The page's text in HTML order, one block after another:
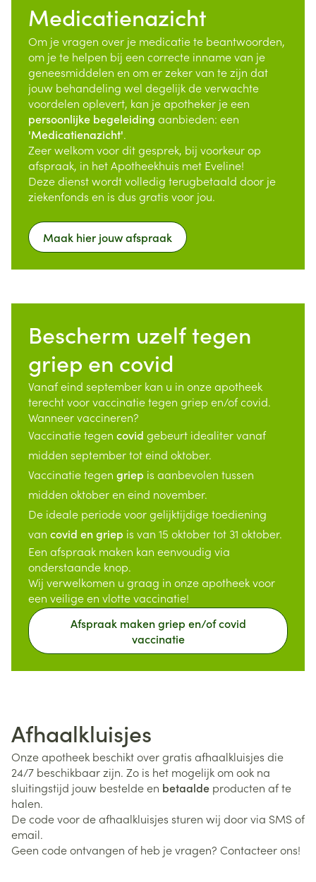
Medicatienazicht
Om je vragen over je medicatie te beantwoorden,
om je te helpen bij een correcte inname van je
geneesmiddelen en om er zeker van te zijn dat
jouw behandeling wel degelijk de verwachte
voordelen oplevert, kan je apotheker je een
persoonlijke begeleiding aanbieden: een
'Medicatienazicht'.
Zeer welkom voor dit gesprek, bij voorkeur op
afspraak, in het Apotheekhuis met Eveline!
Deze dienst wordt volledig terugbetaald door je
ziekenfonds en is dus gratis voor jou.
Maak hier jouw afspraak
Bescherm uzelf tegen
griep en covid
Vanaf eind september kan u in onze apotheek
terecht voor vaccinatie tegen griep en/of covid.
Wanneer vaccineren?
Vaccinatie tegen covid gebeurt idealiter vanaf
midden september tot eind oktober.
Vaccinatie tegen griep is aanbevolen tussen
midden oktober en eind november.
De ideale periode voor gelijktijdige toediening
van covid en griep is van 15 oktober tot 31 oktober.
Een afspraak maken kan eenvoudig via
onderstaande knop.
Wij verwelkomen u graag in onze apotheek voor
een veilige en vlotte vaccinatie!
Afspraak maken griep en/of covid
vaccinatie
Afhaalkluisjes
Onze apotheek beschikt over gratis afhaalkluisjes die
24/7 beschikbaar zijn. Zo is het mogelijk om ook na
sluitingstijd jouw bestelde en betaalde producten af te
halen.
De code voor de afhaalkluisjes sturen wij door via SMS of
email.
Geen code ontvangen of heb je vragen? Contacteer ons!